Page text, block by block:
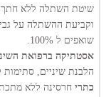
שיטת השתלה ללא חתך,
שואפים ל 100%.
אסטתיקה ברפואת
הלבנת שיניים, סתימות
כתרי חרסינה ללא